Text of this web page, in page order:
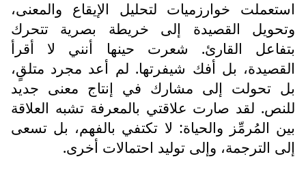
استعملت خوارزميات لتحليل الإيقاع والمعنى،
وتحويل القصيدة إلى خريطة بصرية تتحرك
بتفاعل القارئ. شعرت حينها أنني لا أقرأ
القصيدة، بل أفك شيفرتها. لم أعد مجرد متلقٍ،
بل تحولت إلى مشارك في إنتاج معنى جديد
للنص. لقد صارت علاقتي بالمعرفة تشبه العلاقة
بين المُرمِّز والحياة: لا تكتفي بالفهم، بل تسعى
إلى الترجمة، وإلى توليد احتمالات أخرى.